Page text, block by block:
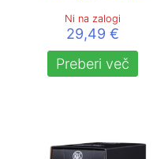
Ni na zalogi
29,49€
Preberi več